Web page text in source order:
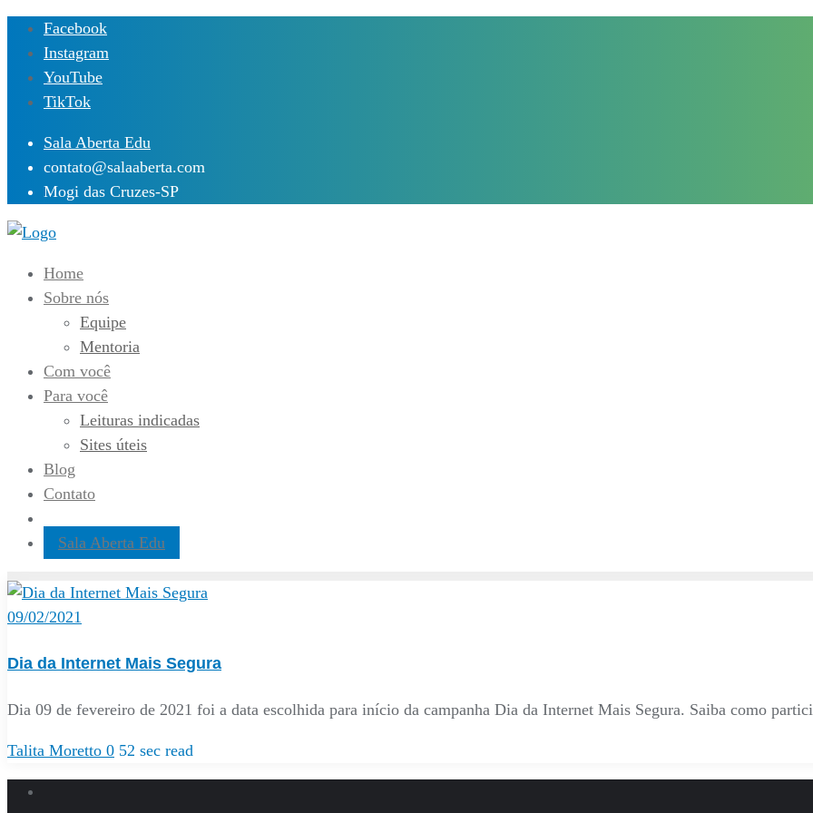
Skip
content
Facebook
Instagram
YouTube
TikTok
Sala Aberta Edu
contato@salaaberta.com
Mogi das Cruzes-SP
Home
Sobre nós
Equipe
Mentoria
Com você
Para você
Leituras indicadas
Sites úteis
Blog
Contato
Sala Aberta Edu
09/02/2021
Dia da Internet Mais Segura
Dia 09 de fevereiro de 2021 foi a data escolhida para início da campanha Dia da Internet Mais Segura. Saiba como
Talita Moretto 0 52 sec read